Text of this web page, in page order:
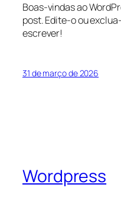
Boas-vindas ao
post. Edite-o ou
escrever!
31 de março de 2026
Wordpress